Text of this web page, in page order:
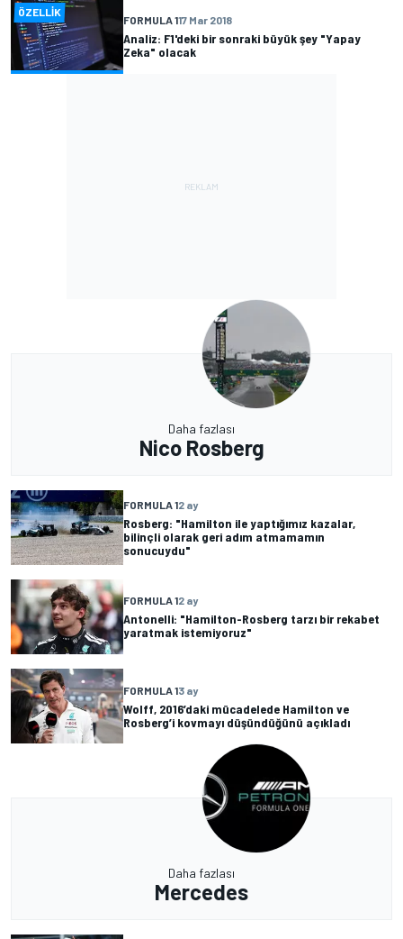
ÖZELLIK
FORMULA 117 Mar 2018
Analiz: F1'deki bir sonraki büyük şey "Yapay
Zeka" olacak
Daha fazlası
Nico Rosberg
FORMULA 12 ay
Rosberg: "Hamilton ile yaptığımız kazalar,
bilinçli olarak geri adım atmamamın
sonucuydu"
FORMULA 12 ay
Antonelli: "Hamilton-Rosberg tarzı bir rekabet
yaratmak istemiyoruz"
FORMULA 13 ay
Wolff, 2016’daki mücadelede Hamilton ve
Rosberg’i kovmayı düşündüğünü açıkladı
Daha fazlası
Mercedes